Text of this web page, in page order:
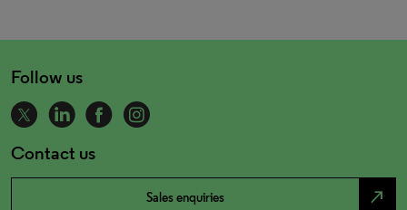
Follow us
Contact us
Sales enquiries north_east